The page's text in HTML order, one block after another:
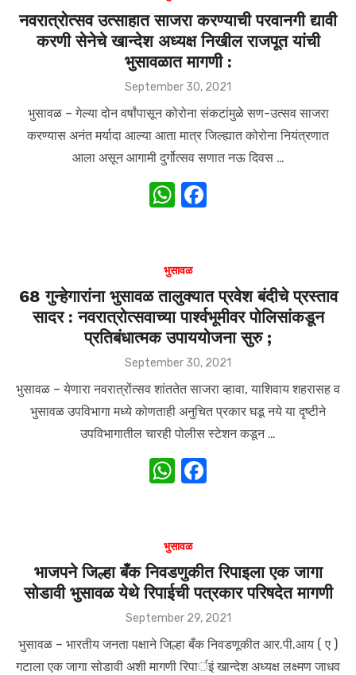
A
p
p
b
o
o
k
नवरात्रोत्सव उत्साहात साजरा करण्याची परवानगी द्यावी
करणी सेनेचे खान्देश अध्यक्ष निखील राजपूत यांची
भुसावळात मागणी :
Posted
September 30, 2021
भुसावळ – गेल्या दोन वर्षांपासून कोरोना संकटांमुळे सण-उत्सव साजरा
करण्यास अनंत मर्यादा आल्या आता मात्र जिल्ह्यात कोरोना नियंत्रणात
आला असून आगामी दुर्गोत्सव सणात नऊ दिवस …
W
s
A
p
p
b
o
o
k
भुसावळ
68 गुन्हेगारांना भुसावळ तालुक्यात प्रवेश बंदीचे प्रस्ताव
सादर : नवरात्रोत्सवाच्या पार्श्‍वभूमीवर पोलिसांकडून
प्रतिबंधात्मक उपाययोजना सुरु ;
Posted
September 30, 2021
भुसावळ – येणारा नवरात्रोंत्सव शांततेत साजरा व्हावा, याशिवाय शहरासह व
भुसावळ उपविभागा मध्ये कोणताही अनुचित प्रकार घडू नये या दृष्टीने
उपविभागातील चारही पोलीस स्टेशन कडून …
W
s
A
p
p
b
o
o
k
भुसावळ
भाजपने जिल्हा बँक निवडणुकीत रिपाइला एक जागा
सोडावी भुसावळ येथे रिपाईची पत्रकार परिषदेत मागणी
Posted
September 29, 2021
भुसावळ – भारतीय जनता पक्षाने जिल्हा बँक निवडणूकीत आर.पी.आय ( ए )
गटाला एक जागा सोडावी अशी मागणी रिपार्इं खान्देश अध्यक्ष लक्ष्मण जाधव